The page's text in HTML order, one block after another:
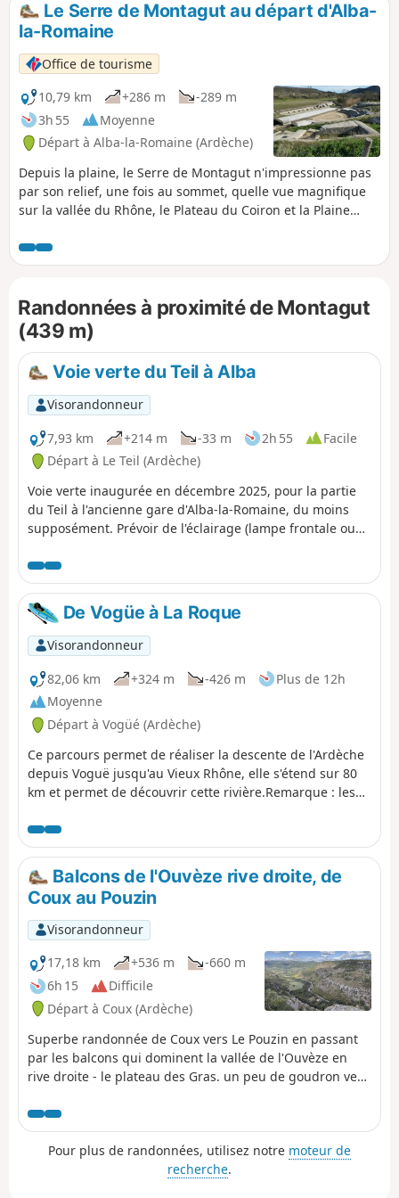
p
Le Serre de Montagut au départ d'Alba-
la-Romaine
Office de tourisme
10,79 km
+286 m
-289 m
3h 55
Moyenne
Départ à Alba-la-Romaine (Ardèche)
Depuis la plaine, le Serre de Montagut n'impressionne pas
par son relief, une fois au sommet, quelle vue magnifique
sur la vallée du Rhône, le Plateau du Coiron et la Plaine
Randonnées à proximité de Montagut
(439 m)
Voie verte du Teil à Alba
Visorandonneur
7,93 km
+214 m -33 m 2h 55
Facile
Départ à Le Teil (Ardèche)
Voie verte inaugurée en décembre 2025, pour la partie
du Teil à l'ancienne gare d'Alba-la-Romaine, du moins
supposément. Prévoir de l'éclairage (lampe frontale ou
longueur de 900 m.
De Vogüe à La Roque
Visorandonneur
82,06 km
+324 m -426 m
Plus de 12h
Moyenne
Départ à Vogüé (Ardèche)
Ce parcours permet de réaliser la descente de l'Ardèche
depuis Voguë jusqu'au Vieux Rhône, elle s'étend sur 80
km et permet de découvrir cette rivière.Remarque : les
relevés faits dans les gorges. Le vrai dénivelé étant de
140 m négatifs.
Balcons de l'Ouvèze rive droite, de
Coux au Pouzin
Visorandonneur
17,18 km
+536 m
-660 m
6h 15
Difficile
Départ à Coux (Ardèche)
Superbe randonnée de Coux vers Le Pouzin en passant
par les balcons qui dominent la vallée de l'Ouvèze en
rive droite - le plateau des Gras. un peu de goudron vers
Obligation d'avoir deux véhicules : laisser une voiture à
Le Pouzin pour le retour et aller au cimetière de Coux
avec le second véhicule, environ 15 minutes de route.
Pour plus de randonnées, utilisez notre moteur de
recherche.